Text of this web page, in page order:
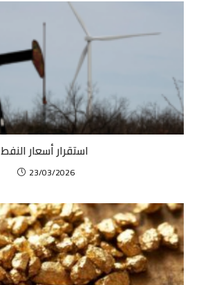
استقرار أسعار النفط
23/03/2026